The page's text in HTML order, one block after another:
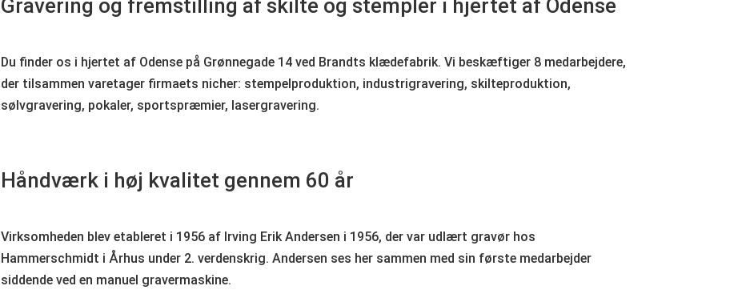
Gravering og fremstilling af skilte og stempler i hjertet af Odense
Du finder os i hjertet af Odense på Grønnegade 14 ved Brandts klædefabrik. Vi beskæftiger 8 medarbejdere,
der tilsammen varetager firmaets nicher: stempelproduktion, industrigravering, skilteproduktion,
sølvgravering, pokaler, sportspræmier, lasergravering.
Håndværk i høj kvalitet gennem 60 år
Virksomheden blev etableret i 1956 af Irving Erik Andersen i 1956, der var udlært gravør hos
Hammerschmidt i Århus under 2. verdenskrig. Andersen ses her sammen med sin første medarbejder
siddende ved en manuel gravermaskine.